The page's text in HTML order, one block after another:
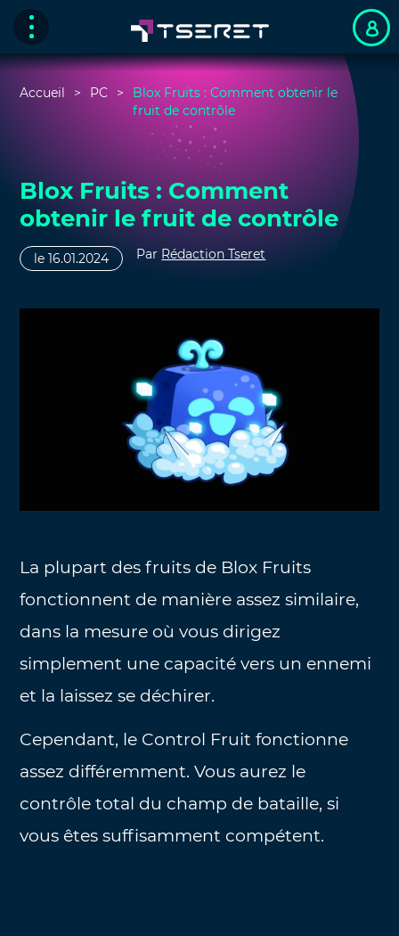
Accueil PC
Blox Fruits : Comment obtenir le
fruit de contrôle
Blox Fruits : Comment
obtenir le fruit de contrôle
le 16.01.2024 Par Rédaction Tseret
La plupart des fruits de Blox Fruits
fonctionnent de manière assez similaire,
dans la mesure où vous dirigez
simplement une capacité vers un ennemi
et la laissez se déchirer.
Cependant, le Control Fruit fonctionne
assez différemment. Vous aurez le
contrôle total du champ de bataille, si
vous êtes suffisamment compétent.